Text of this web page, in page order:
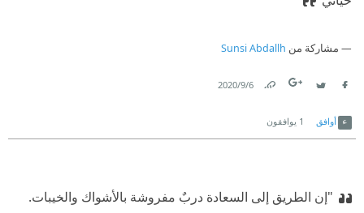
مشاركة من Sunsi Abdallh
6‏/9‏/2020
أوافق 1 يوافقون
"إن الطريق إلى السعادة دربٌ مفروشة بالأشواك والخيبات.